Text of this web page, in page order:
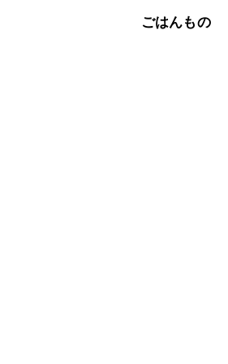
※日持ちは目
ごはんもの